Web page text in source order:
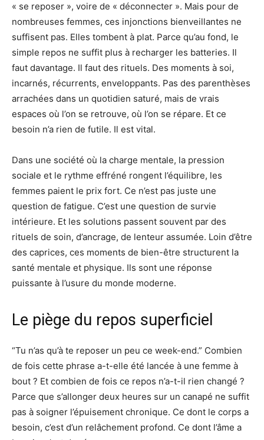
« se reposer », voire de « déconnecter ». Mais pour de
nombreuses femmes, ces injonctions bienveillantes ne
suffisent pas. Elles tombent à plat. Parce qu’au fond, le
simple repos ne suffit plus à recharger les batteries. Il
faut davantage. Il faut des rituels. Des moments à soi,
incarnés, récurrents, enveloppants. Pas des parenthèses
arrachées dans un quotidien saturé, mais de vrais
espaces où l’on se retrouve, où l’on se répare. Et ce
besoin n’a rien de futile. Il est vital.
Dans une société où la charge mentale, la pression
sociale et le rythme effréné rongent l’équilibre, les
femmes paient le prix fort. Ce n’est pas juste une
question de fatigue. C’est une question de survie
intérieure. Et les solutions passent souvent par des
rituels de soin, d’ancrage, de lenteur assumée. Loin d’être
des caprices, ces moments de bien-être structurent la
santé mentale et physique. Ils sont une réponse
puissante à l’usure du monde moderne.
Le piège du repos superficiel
“Tu n’as qu’à te reposer un peu ce week-end.” Combien
de fois cette phrase a-t-elle été lancée à une femme à
bout ? Et combien de fois ce repos n’a-t-il rien changé ?
Parce que s’allonger deux heures sur un canapé ne suffit
pas à soigner l’épuisement chronique. Ce dont le corps a
besoin, c’est d’un relâchement profond. Ce dont l’âme a